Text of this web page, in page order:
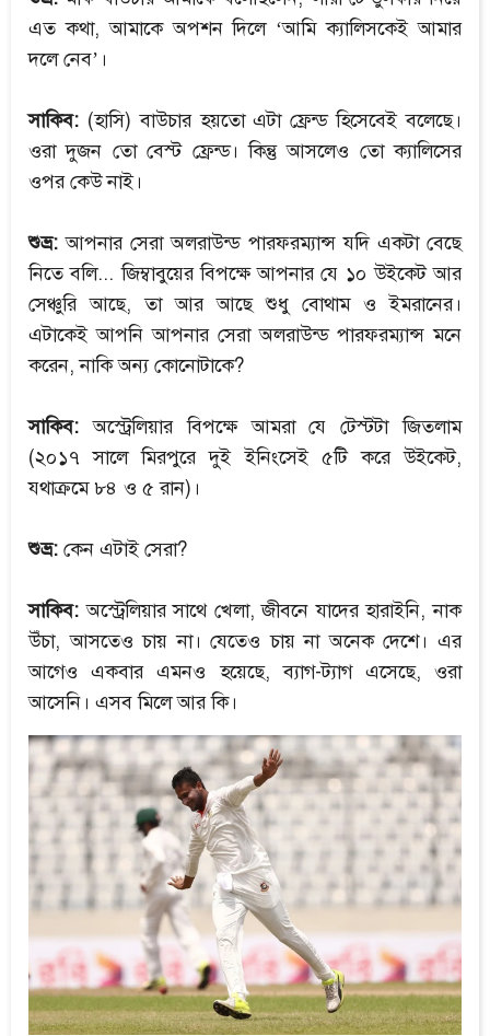
এত কথা, আমাকে অপশন দিলে ‘আমি ক্যালিসকেই আমার
দলে নেব’।
সাকিব: (হাসি) বাউচার হয়তো এটা ফ্রেন্ড হিসেবেই বলেছে।
ওরা দুজন তো বেস্ট ফ্রেন্ড। কিন্তু আসলেও তো ক্যালিসের
ওপর কেউ নাই।
শুভ্র: আপনার সেরা অলরাউন্ড পারফরম্যান্স যদি একটা বেছে
নিতে বলি... জিম্বাবুয়ের বিপক্ষে আপনার যে ১০ উইকেট আর
সেঞ্চুরি আছে, তা আর আছে শুধু বোথাম ও ইমরানের।
এটাকেই আপনি আপনার সেরা অলরাউন্ড পারফরম্যান্স মনে
করেন, নাকি অন্য কোনোটাকে?
সাকিব: অস্ট্রেলিয়ার বিপক্ষে আমরা যে টেস্টটা জিতলাম
(২০১৭ সালে মিরপুরে দুই ইনিংসেই ৫টি করে উইকেট,
যথাক্রমে ৮৪ ও ৫ রান)।
শুভ্র: কেন এটাই সেরা?
সাকিব: অস্ট্রেলিয়ার সাথে খেলা, জীবনে যাদের হারাইনি, নাক
উঁচা, আসতেও চায় না। যেতেও চায় না অনেক দেশে। এর
আগেও একবার এমনও হয়েছে, ব্যাগ-ট্যাগ এসেছে, ওরা
আসেনি। এসব মিলে আর কি।